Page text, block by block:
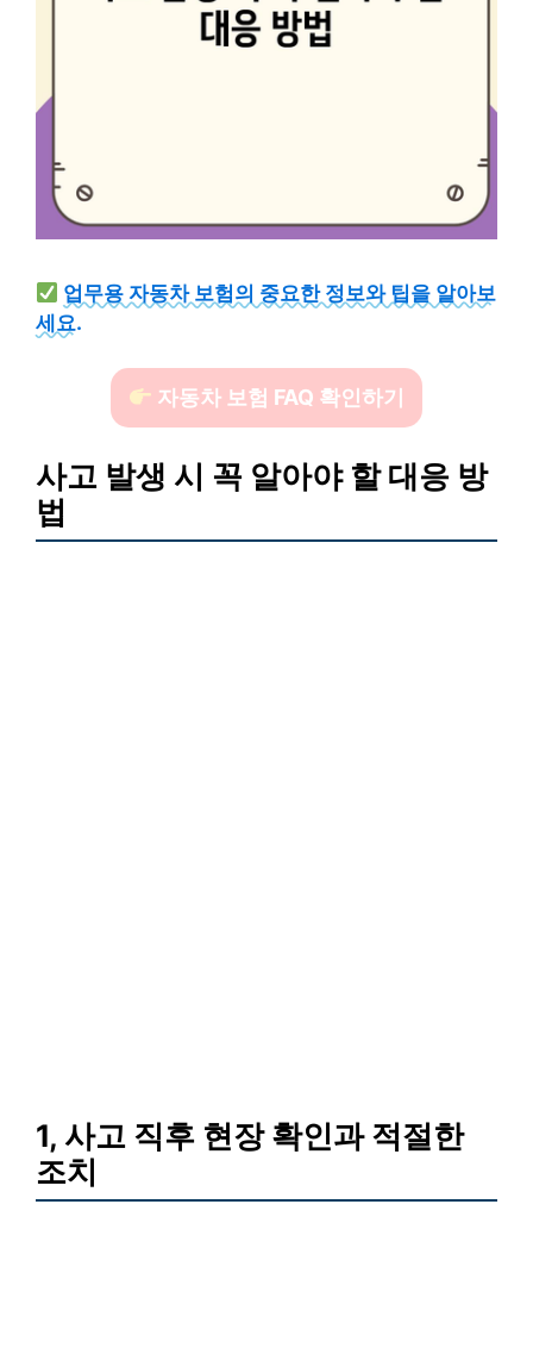
업무용 자동차 보험의 중요한 정보와 팁을 알아보
세요.
자동차 보험 FAQ 확인하기
사고 발생 시 꼭 알아야 할 대응 방
법
1, 사고 직후 현장 확인과 적절한
조치